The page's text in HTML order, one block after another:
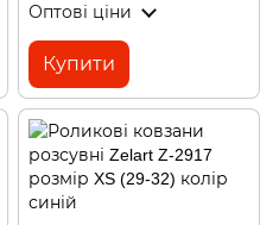
Оптові ціни
Купити